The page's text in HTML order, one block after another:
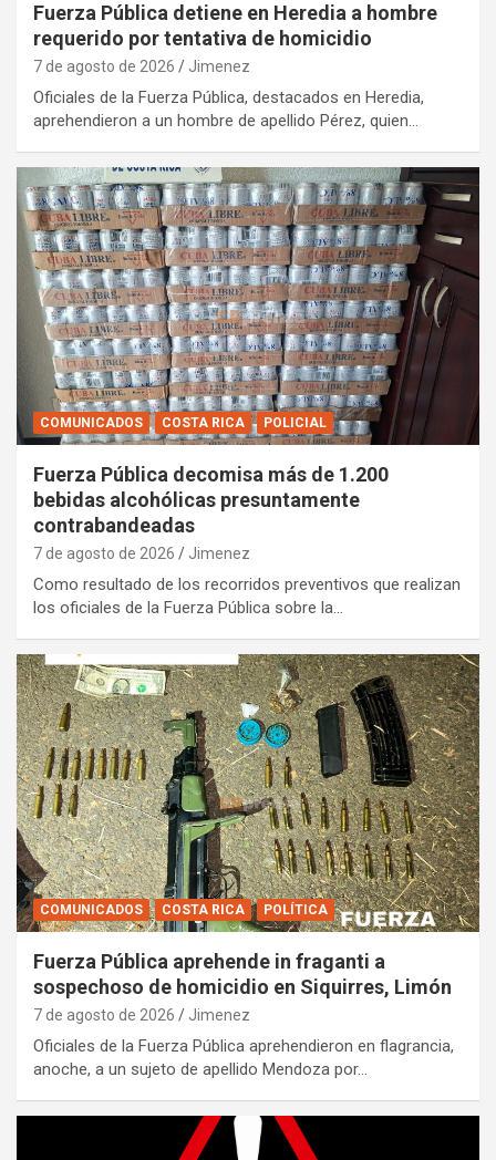
Fuerza Pública detiene en Heredia a hombre
requerido por tentativa de homicidio
7 de agosto de 2026 Jimenez
Oficiales de la Fuerza Pública, destacados en Heredia,
aprehendieron a un hombre de apellido Pérez, quien…
COMUNICADOS COSTA RICA POLICIAL
Fuerza Pública decomisa más de 1.200
bebidas alcohólicas presuntamente
contrabandeadas
7 de agosto de 2026 Jimenez
Como resultado de los recorridos preventivos que realizan
los oficiales de la Fuerza Pública sobre la…
COMUNICADOS COSTA RICA POLÍTICA
Fuerza Pública aprehende in fraganti a
sospechoso de homicidio en Siquirres, Limón
7 de agosto de 2026 Jimenez
Oficiales de la Fuerza Pública aprehendieron en flagrancia,
anoche, a un sujeto de apellido Mendoza por…